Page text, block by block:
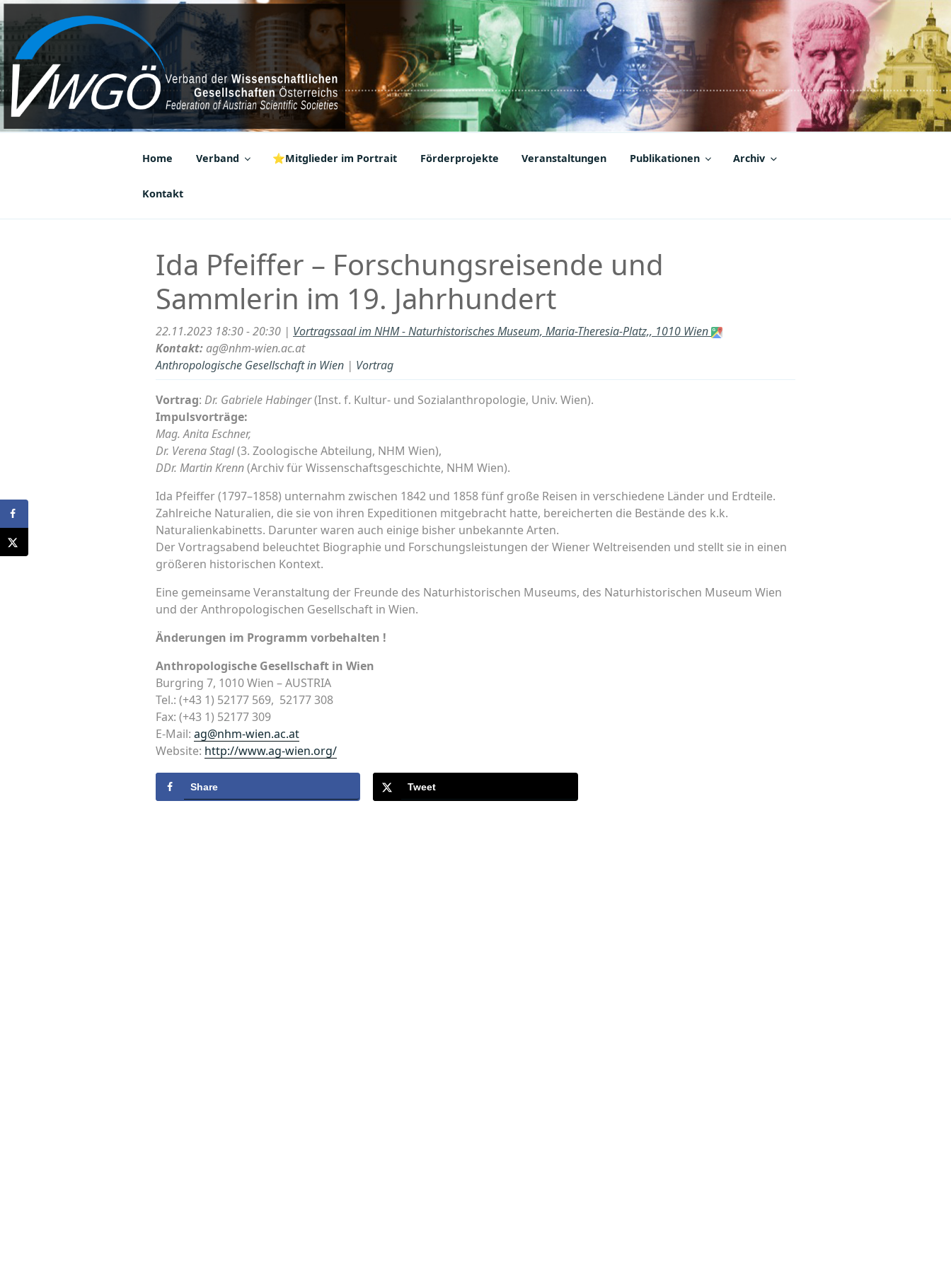
Zum
Inhalt
springen
VWGÖ
Federation of Austrian Scientific Societies
Home Verband ⭐Mitglieder im Portrait Förderprojekte Veranstaltungen Publikationen Archiv
Kontakt
Ida Pfeiffer – Forschungsreisende und
Sammlerin im 19. Jahrhundert
22.11.2023 18:30 - 20:30 | Vortragssaal im NHM - Naturhistorisches Museum, Maria-Theresia-Platz,, 1010 Wien
Kontakt:ag@nhm-wien.ac.at
Anthropologische Gesellschaft in Wien | Vortrag
Vortrag: Dr. Gabriele Habinger(Inst. f. Kultur- und Sozialanthropologie, Univ. Wien).
Impulsvorträge:
Mag. Anita Eschner,
Dr. Verena Stagl(3. Zoologische Abteilung, NHM Wien),
DDr. Martin Krenn(Archiv für Wissenschaftsgeschichte, NHM Wien).
Ida Pfeiffer (1797–1858) unternahm zwischen 1842 und 1858 fünf große Reisen in verschiedene Länder und Erdteile.
Zahlreiche Naturalien, die sie von ihren Expeditionen mitgebracht hatte, bereicherten die Bestände des k.k.
Naturalienkabinetts. Darunter waren auch einige bisher unbekannte Arten.
Der Vortragsabend beleuchtet Biographie und Forschungsleistungen der Wiener Weltreisenden und stellt sie in einen
größeren historischen Kontext.
Eine gemeinsame Veranstaltung der Freunde des Naturhistorischen Museums, des Naturhistorischen Museum Wien
und der Anthropologischen Gesellschaft in Wien.
Änderungen im Programm vorbehalten !
Anthropologische Gesellschaft in Wien
Burgring 7, 1010 Wien – AUSTRIA
Tel.: (+43 1) 52177 569, 52177 308
Fax: (+43 1) 52177 309
E-Mail: ag@nhm-wien.ac.at
Website: http://www.ag-wien.org/
Share Tweet